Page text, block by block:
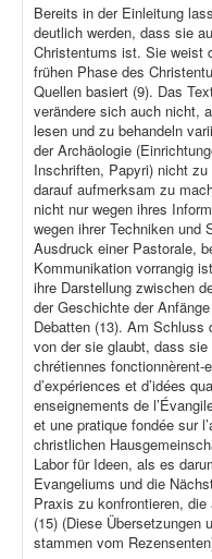
Bereits in der Einleitung
deutlich werden, dass sie
Christentums ist. Sie weist
frühen Phase des
Quellen basiert (9). Das
verändere sich auch nicht,
lesen und zu behandeln
der Archäologie
Inschriften, Papyri) nicht
darauf aufmerksam zu
nicht nur wegen ihres
wegen ihrer Techniken und
Ausdruck einer Pastorale,
Kommunikation vorrangig
ihre Darstellung zwischen
der Geschichte der
Debatten (13). Am Schluss
von der sie glaubt, dass
chrétiennes fonctionnèrent-
d’expériences et d’idées
enseignements de
et une pratique fondée sur
christlichen
Labor für Ideen, als es
Evangeliums und die
Praxis zu konfrontieren,
(15) (Diese Übersetzungen
stammen vom